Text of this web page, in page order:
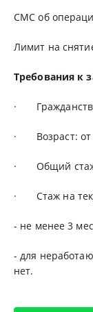
СМС об
Лимит на
Требования к
·
· Возраст: от
· Общий стаж
· Стаж на
- не менее 3
- для
нет.